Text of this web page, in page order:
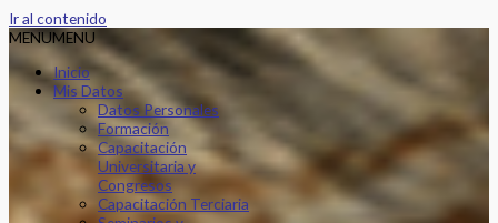
Ir al contenido
MENUMENU
Inicio
Mis Datos
Datos Personales
Formación
Capacitación
Universitaria y
Congresos
Capacitación Terciaria